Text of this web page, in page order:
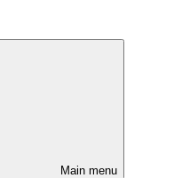
Main menu